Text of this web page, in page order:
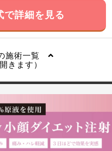
で詳細を見る
施術一覧
きます）